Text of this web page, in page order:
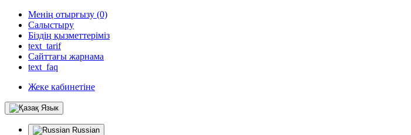
Менің отырғызу (0)
Салыстыру
Біздің қызметтеріміз
text_tarif
Сайттағы жарнама
text_faq
Жеке кабинетіне
Язык
Russian